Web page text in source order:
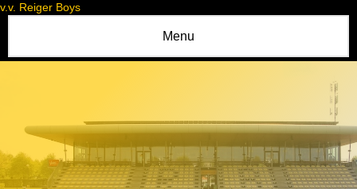
v.v. Reiger Boys
Menu